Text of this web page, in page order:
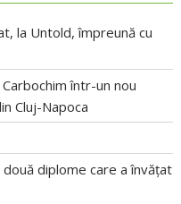
la Untold, împreună cu
într-un nou
Cluj-Napoca
diplome care a învățat